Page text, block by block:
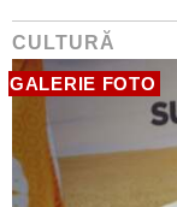
CULTURĂ
GALERIE FOTO